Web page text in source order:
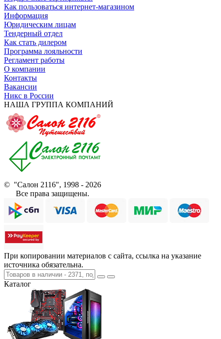
Как пользоваться интернет-магазином
Информация
Юридическим лицам
Тендерный отдел
Как стать дилером
Программа лояльности
Регламент работы
О компании
Контакты
Вакансии
Никс в России
НАША ГРУППА КОМПАНИЙ
© "Салон 2116", 1998 - 2026
Все права защищены.
При копировании материалов с сайта, ссылка на указание
источника обязательна.
Каталог